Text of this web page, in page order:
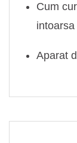
Cum
intoarsa
Aparat